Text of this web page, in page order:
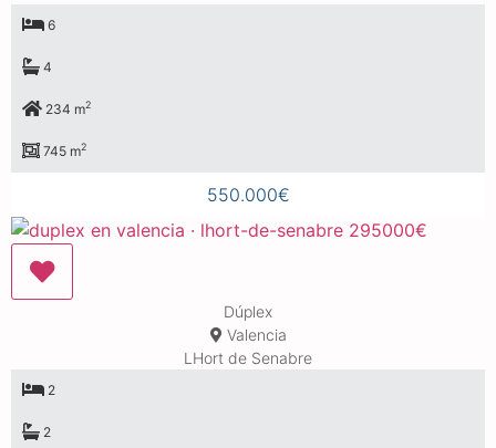
6
4
234 m2
745 m2
550.000€
Dúplex
Valencia
LHort de Senabre
2
2